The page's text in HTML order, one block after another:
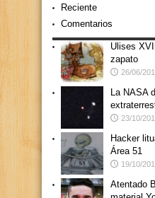
Reciente
Comentarios
Ulises
zapato
26/06/
La NASA
23/10/
Hacker
Área 51
19/10/
Atentado